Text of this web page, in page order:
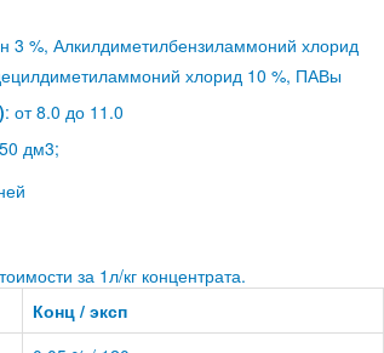
3 %, Алкилдиметилбензиламмоний хлорид
хлорид 10 %, ПАВы
: от 8.0 до 11.0
дм3;
за 1л/кг концентрата.
Конц / эксп